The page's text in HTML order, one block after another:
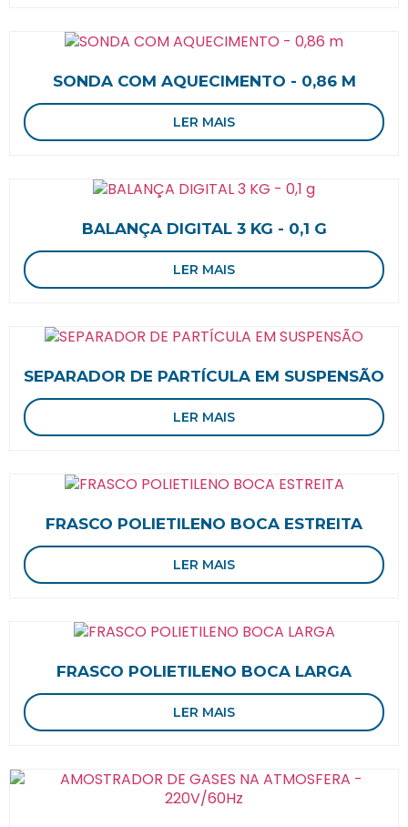
SONDA COM AQUECIMENTO - 0,86 M
LER MAIS
BALANÇA DIGITAL 3 KG - 0,1 G
LER MAIS
SEPARADOR DE PARTÍCULA EM SUSPENSÃO
LER MAIS
FRASCO POLIETILENO BOCA ESTREITA
LER MAIS
FRASCO POLIETILENO BOCA LARGA
LER MAIS